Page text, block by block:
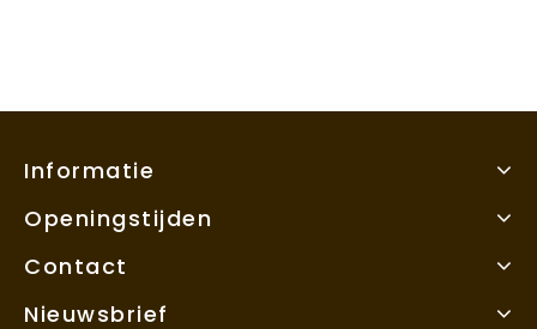
Informatie
Openingstijden
Contact
Nieuwsbrief